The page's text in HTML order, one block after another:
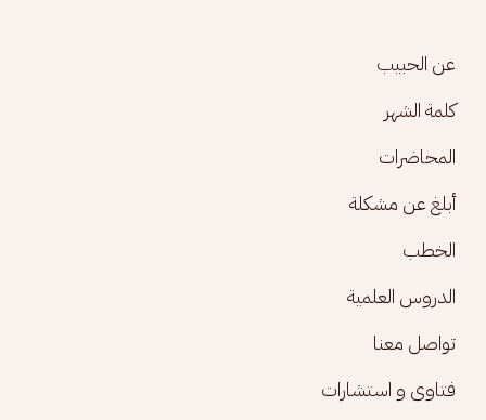
Footer menu
عن الحبيب
كلمة الشهر
المحاضرات
أبلغ عن مشكلة
الخطب
الدروس العلمية
تواصل معنا
فتاوى و استشارات